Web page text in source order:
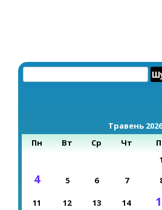
Травень 2026
Пн
Вт Ср Чт
1
4 5 6 7
11 12 13 14